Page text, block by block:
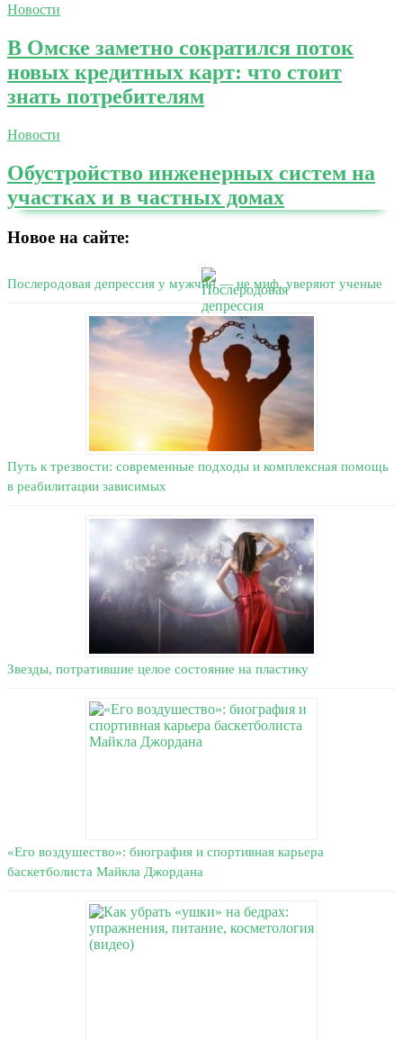
Новости
В Омске заметно сократился поток
новых кредитных карт: что стоит
знать потребителям
Новости
Обустройство инженерных систем на
участках и в частных домах
Новое на сайте:
Послеродовая депрессия у мужчин — не миф, уверяют ученые
Путь к трезвости: современные подходы и комплексная помощь
в реабилитации зависимых
Звезды, потратившие целое состояние на пластику
«Его воздушество»: биография и спортивная карьера
баскетболиста Майкла Джордана